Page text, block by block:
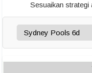
Sesuaikan strategi